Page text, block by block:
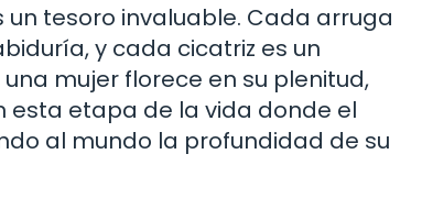
tesoro invaluable. Cada arruga
y cada cicatriz es un
mujer florece en su plenitud,
esta etapa de la vida donde el
al mundo la profundidad de su